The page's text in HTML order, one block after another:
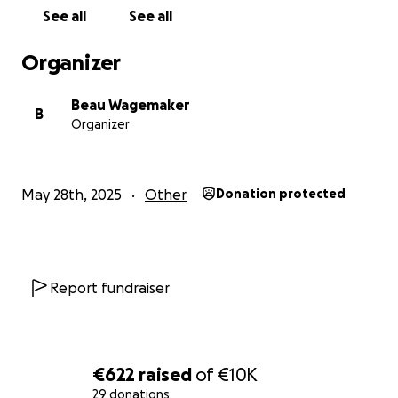
€622 raised of€10K
29 donations
genoemd worden bij een uitzending van radio Weef
Daarnaast is sponsoruiting via Social media, op mijn
See all See all
Organizer
B
Beau Wagemaker
Organizer
May 28th, 2025 Other Donation protected
Report fundraiser